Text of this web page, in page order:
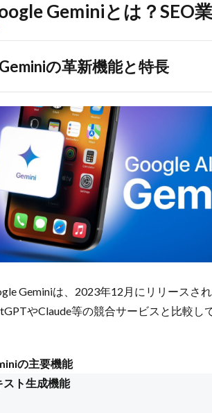
Geminiとは？SEO
Geminiの革新機能と特長
Geminiは、2023年12月にリリースさ
やClaude等の競合サービスと比較し
の主要機能
スト生成機能